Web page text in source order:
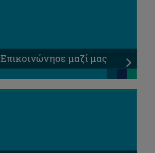
Επικοινώνησε μαζί μας